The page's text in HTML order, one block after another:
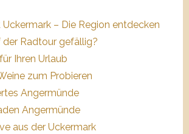
Uckermark – Die Region entdecken
der Radtour gefällig?
Ihren Urlaub
zum Probieren
Angermünde
Angermünde
aus der Uckermark